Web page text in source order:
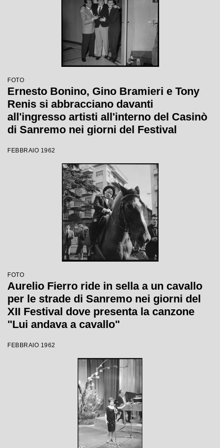
FOTO
Ernesto Bonino, Gino Bramieri e Tony
Renis si abbracciano davanti
all'ingresso artisti all'interno del Casinò
di Sanremo nei giorni del Festival
FEBBRAIO 1962
FOTO
Aurelio Fierro ride in sella a un cavallo
per le strade di Sanremo nei giorni del
XII Festival dove presenta la canzone
"Lui andava a cavallo"
FEBBRAIO 1962